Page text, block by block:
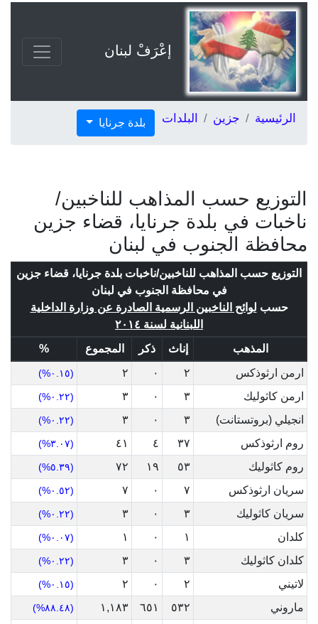
إعْرَفْ لبنان
الرئيسية جزين البلدات بلدة جرنايا
التوزيع حسب المذاهب للناخبين/
ناخبات في بلدة جرنايا، قضاء جزين
محافظة الجنوب في لبنان
التوزيع حسب المذاهب للناخبين/ناخبات بلدة جرنايا، قضاء جزين
في محافظة الجنوب في لبنان
حسب لوائح الناخبين الرسمية الصادرة عن وزارة الداخلية
اللبنانية لسنة ٢٠١٤
المذهب
إناث ذكر المجموع
%
ارمن ارثوذكس
٢ ٠ ٢ (٠.١٥%)
ارمن كاثوليك ٣ ٠ ٣ (٠.٢٢%)
انجيلي (بروتستانت) ٣ ٠ ٣ (٠.٢٢%)
روم ارثوذكس ٣٧ ٤ ٤١ (٣.٠٧%)
روم كاثوليك ٥٣ ١٩ ٧٢ (٥.٣٩%)
سريان ارثوذكس ٧ ٠ ٧ (٠.٥٢%)
سريان كاثوليك ٣ ٠ ٣ (٠.٢٢%)
كلدان ١ ٠ ١ (٠.٠٧%)
كلدان كاثوليك ٣ ٠ ٣ (٠.٢٢%)
لاتيني ٢ ٠ ٢ (٠.١٥%)
ماروني ٥٣٢ ٦٥١ ١,١٨٣ (٨٨.٤٨%)